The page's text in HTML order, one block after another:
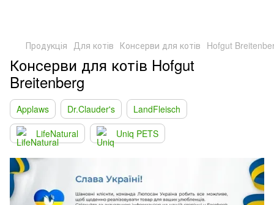
Продукція Для котів Консерви для котів Hofgut
Консерви для котів Hofgut
Breitenberg
Applaws Dr.Clauder's
LandFleisch
LifeNatural
Uniq PETS